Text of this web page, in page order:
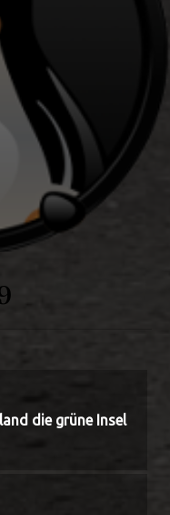
die grüne Insel